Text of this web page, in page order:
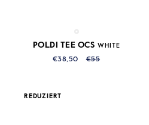
POLDI TEE OCS WHITE
€38,50 €55
REDUZIERT